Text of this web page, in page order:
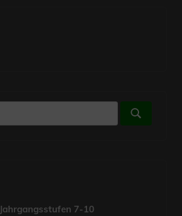
Suchen
Jahrgangsstufen 7-10